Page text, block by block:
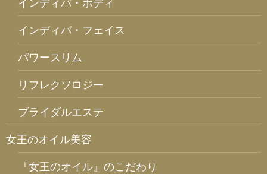
インディバ・フェイス
パワースリム
リフレクソロジー
ブライダルエステ
女王のオイル美容
『女王のオイル』のこだわり